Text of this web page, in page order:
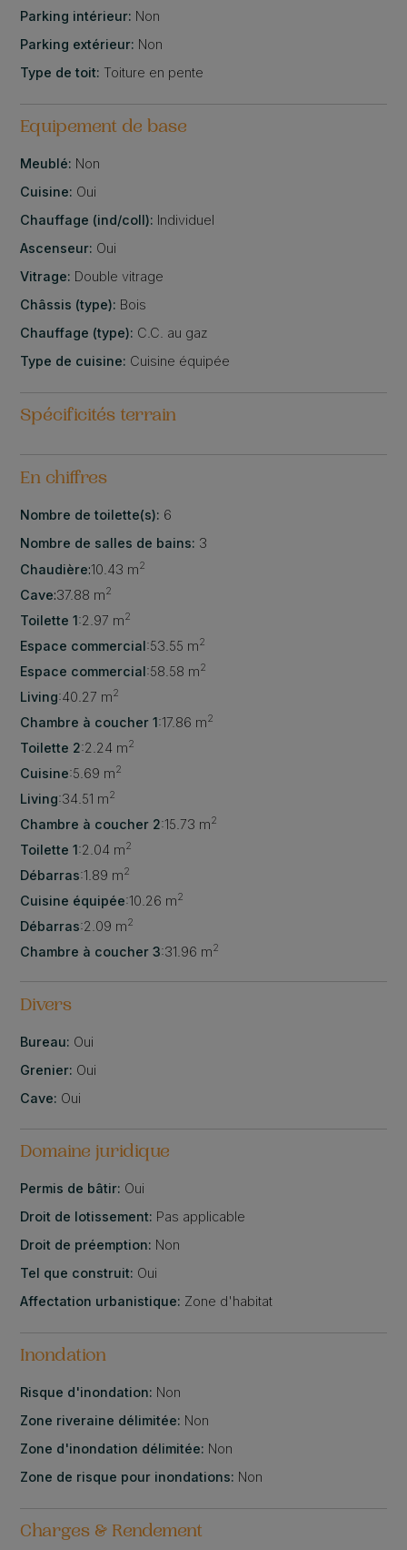
Parking intérieur: Non
Parking extérieur: Non
Type de toit: Toiture en pente
Equipement de base
Meublé: Non
Cuisine: Oui
Chauffage (ind/coll): Individuel
Ascenseur: Oui
Vitrage: Double vitrage
Châssis (type): Bois
Chauffage (type): C.C. au gaz
Type de cuisine: Cuisine équipée
Spécificités terrain
En chiffres
Nombre de toilette(s): 6
Nombre de salles de bains: 3
Chaudière:10.43 m2
Cave:37.88 m2
Toilette 1:2.97 m2
Espace commercial:53.55 m2
Espace commercial:58.58 m2
Living:40.27 m2
Chambre à coucher 1:17.86 m2
Toilette 2:2.24 m2
Cuisine:5.69 m2
Living:34.51 m2
Chambre à coucher 2:15.73 m2
Toilette 1:2.04 m2
Débarras:1.89 m2
Cuisine équipée:10.26 m2
Débarras:2.09 m2
Chambre à coucher 3:31.96 m2
Divers
Bureau: Oui
Grenier: Oui
Cave: Oui
Domaine juridique
Permis de bâtir: Oui
Droit de lotissement: Pas applicable
Droit de préemption: Non
Tel que construit: Oui
Affectation urbanistique: Zone d'habitat
Inondation
Risque d'inondation: Non
Zone riveraine délimitée: Non
Zone d'inondation délimitée: Non
Zone de risque pour inondations: Non
Charges & Rendement